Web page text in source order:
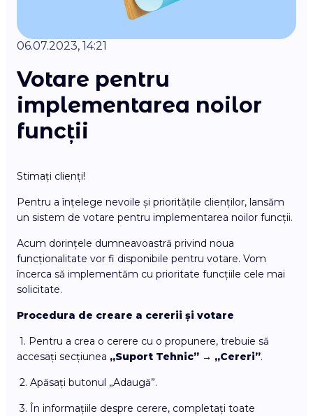
06.07.2023, 14:21
Votare pentru
implementarea noilor
funcții
Stimați clienți!
Pentru a înțelege nevoile și prioritățile clienților, lansăm
un sistem de votare pentru implementarea noilor funcții.
Acum dorințele dumneavoastră privind noua
funcționalitate vor fi disponibile pentru votare. Vom
încerca să implementăm cu prioritate funcțiile cele mai
solicitate.
Procedura de creare a cererii și votare
1. Pentru a crea o cerere cu o propunere, trebuie să
accesați secțiunea „Suport Tehnic” → „Cereri”.
2. Apăsați butonul „Adaugă”.
3. În informațiile despre cerere, completați toate